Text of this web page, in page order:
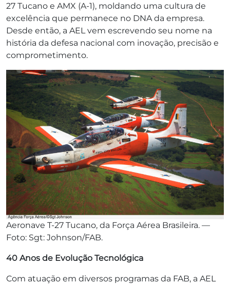
27 Tucano e AMX (A-1), moldando uma cultura de
excelência que permanece no DNA da empresa.
Desde então, a AEL vem escrevendo seu nome na
história da defesa nacional com inovação, precisão e
comprometimento.
Aeronave T-27 Tucano, da Força Aérea Brasileira. —
Foto: Sgt: Johnson/FAB.
40 Anos de Evolução Tecnológica
Com atuação em diversos programas da FAB, a AEL